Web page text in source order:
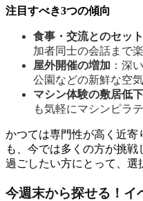
注目すべき3つの傾向
食事・交流とのセッ
加者同士の会話まで
屋外開催の増加 ：深
公園などの新鮮な空
マシン体験の敷居低下
も気軽にマシンピラ
かつては専門性が高く近寄
も、今では多くの方が挑
過ごしたい方にとって、選
今週末から探せる！イ